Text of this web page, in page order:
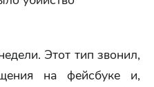
Этот тип звонил,
на фейсбуке и,